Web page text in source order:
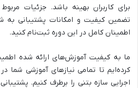
برای کاربران بهینه باشد. جزئیات
تضمین کیفیت و امکانات پشتیبانی به
اطمینان کامل در این دوره ثبت‌نام کنید.
ما به کیفیت آموزش‌های ارائه شده
کرده‌ایم تا تمامی نیازهای آموزشی شما
اجرایی سازه بتنی را برطرف کنیم.